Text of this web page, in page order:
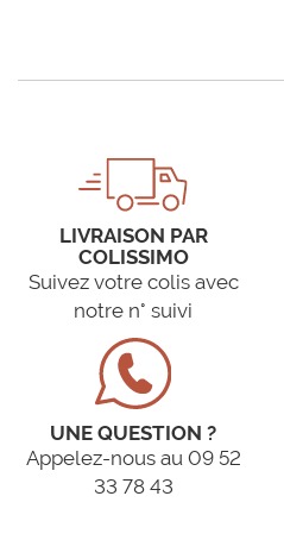
LIVRAISON PAR
COLISSIMO
Suivez votre colis avec
notre n° suivi
UNE QUESTION ?
Appelez-nous au 09 52
33 78 43